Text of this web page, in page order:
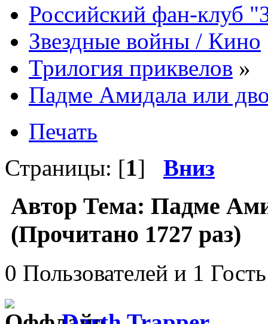
Российский фан-клуб
Звездные войны / Кино
Трилогия приквелов »
Падме Амидала или
Печать
Страницы: [1] Вниз
Автор Тема: Падме
(Прочитано 1727 раз)
0 Пользователей и 1